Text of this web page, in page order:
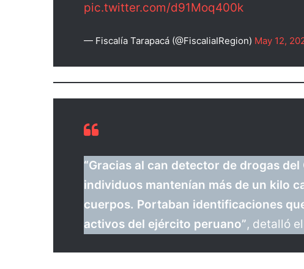
pic.twitter.com/d91Moq400k
— Fiscalía Tarapacá (@FiscaliaIRegion) May 12,
“Gracias al can detector de drogas
individuos mantenían más de un kilo
cuerpos. Portaban identificaciones
activos del ejército peruano”, detalló